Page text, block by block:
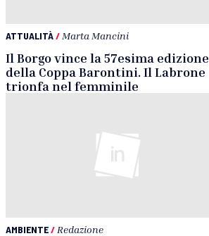
ATTUALITÀ/ Marta Mancini
Il Borgo vince la 57esima edizione
della Coppa Barontini. Il Labrone
trionfa nel femminile
AMBIENTE/ Redazione